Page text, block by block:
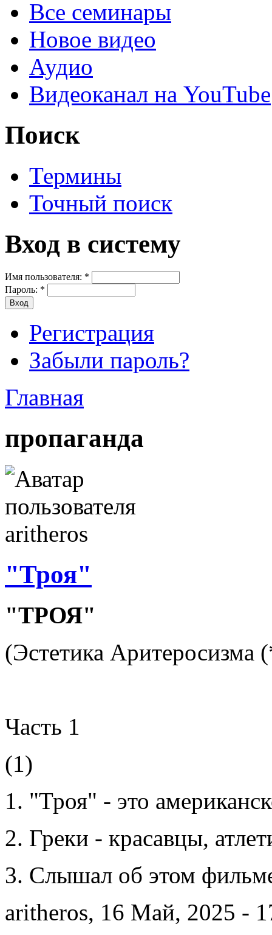
Все семинары
Новое видео
Аудио
Видеоканал на YouTube
Поиск
Термины
Точный поиск
Вход в систему
Имя пользователя: *
Пароль: *
Регистрация
Забыли пароль?
Главная
пропаганда
"Троя"
"ТРОЯ"
(Эстетика Аритеросизма
Часть 1
(1)
1. "Троя" - это
2. Греки - красавцы,
3. Слышал об этом
aritheros, 16 Май, 2025 -